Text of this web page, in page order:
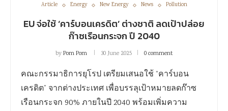
Article Energy New Energy News Pollution
EU จ่อใช้ ‘คาร์บอนเครดิต’ ต่างชาติ ลดเป้าปล่อย
ก๊าซเรือนกระจก ปี 2040
byPom Pom 30 June 2025 0 comment
คณะกรรมาธิการยุโรป เตรียมเสนอใช้ “คาร์บอน
เครดิต” จากต่างประเทศ เพื่อบรรลุเป้าหมายลดก๊าซ
เรือนกระจก 90% ภายในปี 2040 พร้อมเพิ่มความ